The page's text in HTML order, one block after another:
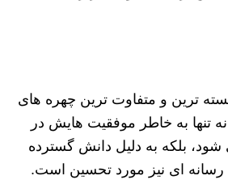
ترین و متفاوت‌ ترین چهره‌ های
تنها به خاطر موفقیت‌ هایش در
شود، بلکه به دلیل دانش گسترده
رسانه‌ ای نیز مورد تحسین است.